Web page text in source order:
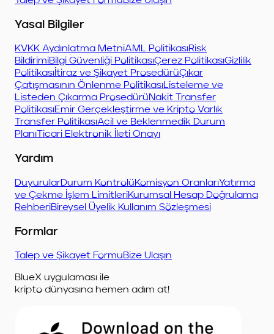
Yasal Bilgiler
KVKK Aydınlatma MetniAML PolitikasıRisk
BildirimiBilgi Güvenliği PolitikasıÇerez PolitikasıGizlilik
Politikasıİtiraz ve Şikayet ProsedürüÇıkar
Çatışmasının Önlenme PolitikasıListeleme ve
Listeden Çıkarma ProsedürüNakit Transfer
PolitikasıEmir Gerçekleştirme ve Kripto Varlık
Transfer PolitikasıAcil ve Beklenmedik Durum
Planı Ticari Elektronik İleti Onayı
Yardım
DuyurularDurum KontrolüKomisyon OranlarıYatırma
ve Çekme İşlem LimitleriKurumsal Hesap Doğrulama
RehberiBireysel Üyelik Kullanım Sözleşmesi
Formlar
Talep ve Şikayet FormuBize Ulaşın
BlueX uygulaması ile
kripto dünyasına hemen adım at!